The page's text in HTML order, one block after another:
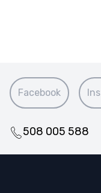
Facebook
508 005 588